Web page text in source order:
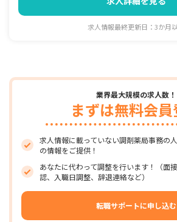
求人情報最終更新日：3か月
業界最大規模の求人数！
まずは無料会
求人情報に載っていない調剤薬局事務の
の情報をご提供！
あなたに代わって調整を行います！（面
認、入職日調整、辞退連絡など）
転職サポートに申し込む